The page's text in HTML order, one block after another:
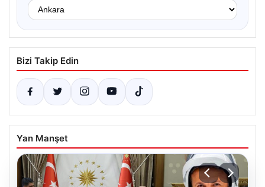
Bizi Takip Edin
Yan Manşet